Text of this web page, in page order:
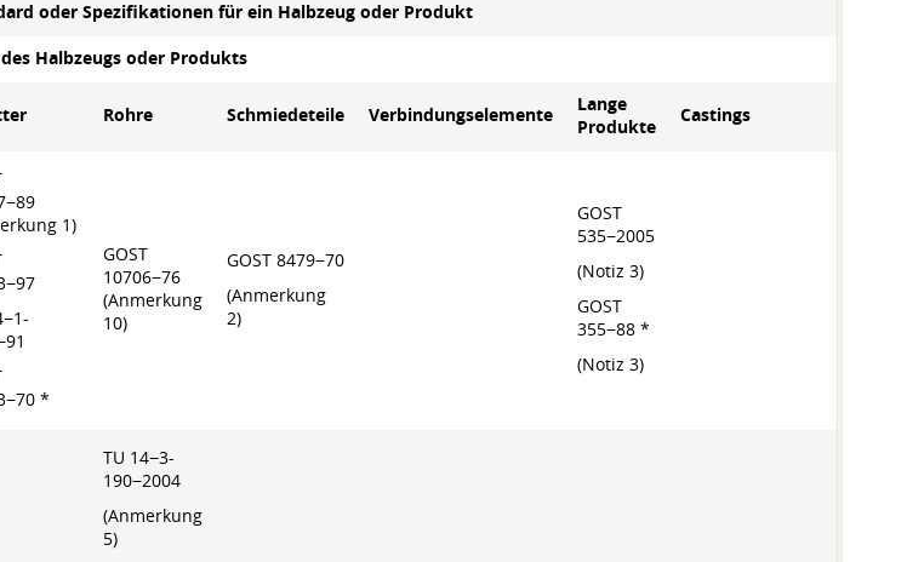
oder Spezifikationen für ein Halbzeug oder Produkt
Halbzeugs oder Produkts
Rohre Schmiedeteile Verbindungselemente
Lange
Produkte
Castings
1)
*
GOST
10706−76
(Anmerkung
10)
GOST 8479−70
(Anmerkung
2)
GOST
535−2005
(Notiz 3)
GOST
355−88 *
(Notiz 3)
TU 14−3-
190−2004
(Anmerkung
5)